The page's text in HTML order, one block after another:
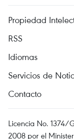
Propiedad
RSS
Idiomas
Servicios de
Contacto
Licencia No. 1374/
2008 por el